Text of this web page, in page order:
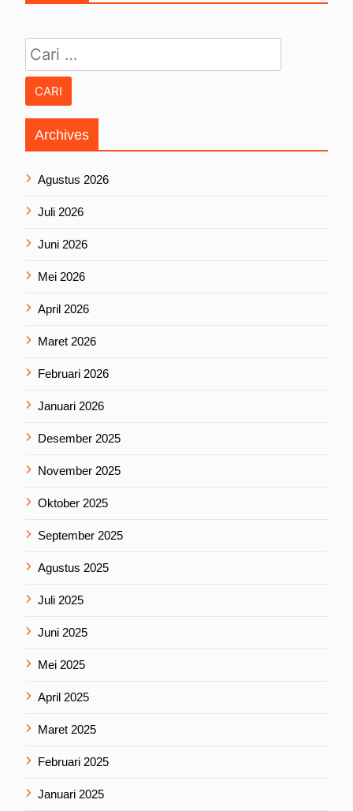
Archives
Agustus 2026
Juli 2026
Juni 2026
Mei 2026
April 2026
Maret 2026
Februari 2026
Januari 2026
Desember 2025
November 2025
Oktober 2025
September 2025
Agustus 2025
Juli 2025
Juni 2025
Mei 2025
April 2025
Maret 2025
Februari 2025
Januari 2025